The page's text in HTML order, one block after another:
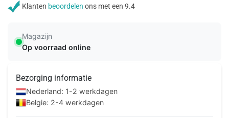
Klanten beoordelen ons met een 9.4
Magazijn
Op voorraad online
Bezorging informatie
Nederland: 1-2 werkdagen
Belgie: 2-4 werkdagen